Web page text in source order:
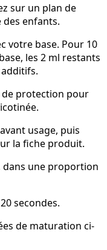
sur un plan de
enfants.
votre base. Pour 10
les 2 ml restants
de protection pour
usage, puis
la fiche produit.
dans une proportion
secondes.
de maturation ci-